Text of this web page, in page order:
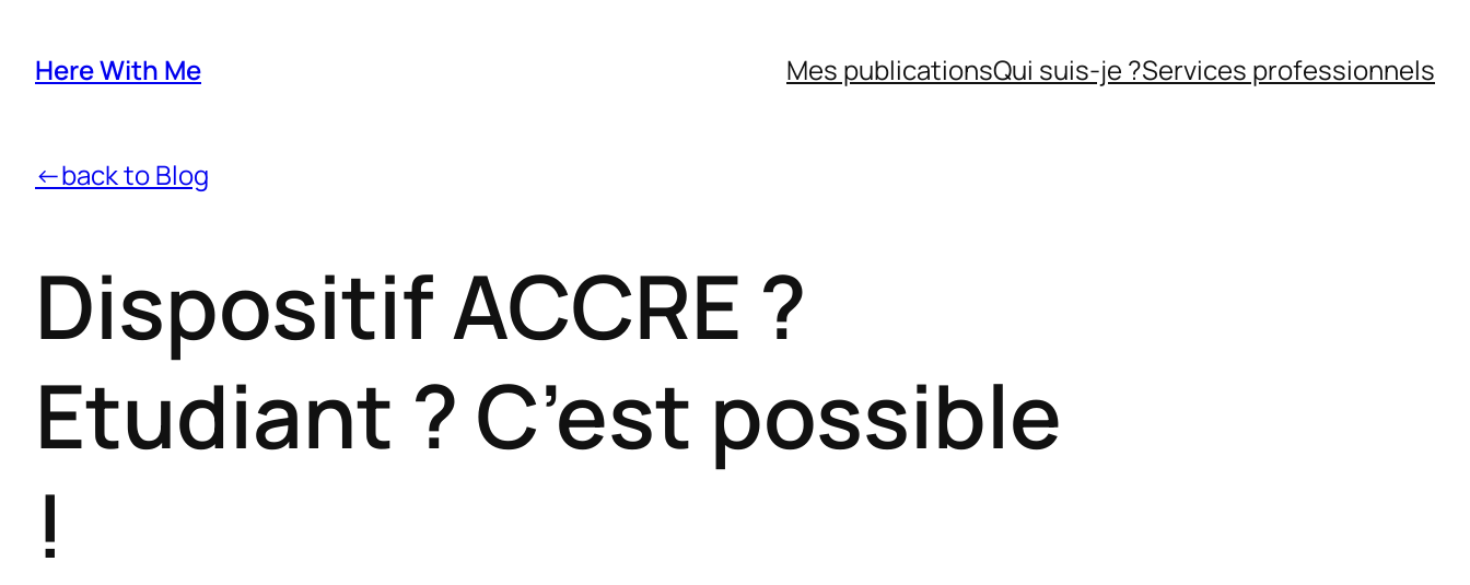
Here With Me Mes publicationsQui suis-je ?Services professionnels
←back to Blog
Dispositif ACCRE ?
Etudiant ? C’est possible
!